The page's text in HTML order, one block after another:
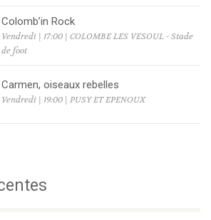
Colomb’in Rock
Vendredi | 17:00 | COLOMBE LES VESOUL - Stade
de foot
Carmen, oiseaux rebelles
Vendredi | 19:00 | PUSY ET EPENOUX